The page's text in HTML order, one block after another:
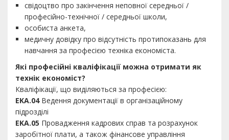
свідоцтво про закінчення неповної середньої /
професійно-технічної / середньої школи,
особиста анкета,
медичну довідку про відсутність протипоказань для
навчання за професією техніка економіста.
Які професійні кваліфікації можна отримати як
технік економіст?
Кваліфікації, що виділяються за професією:
EKA.04Ведення документації в організаційному
підрозділі
EKA.05 Провадження кадрових справ та розрахунок
заробітної плати, а також фінансове управління